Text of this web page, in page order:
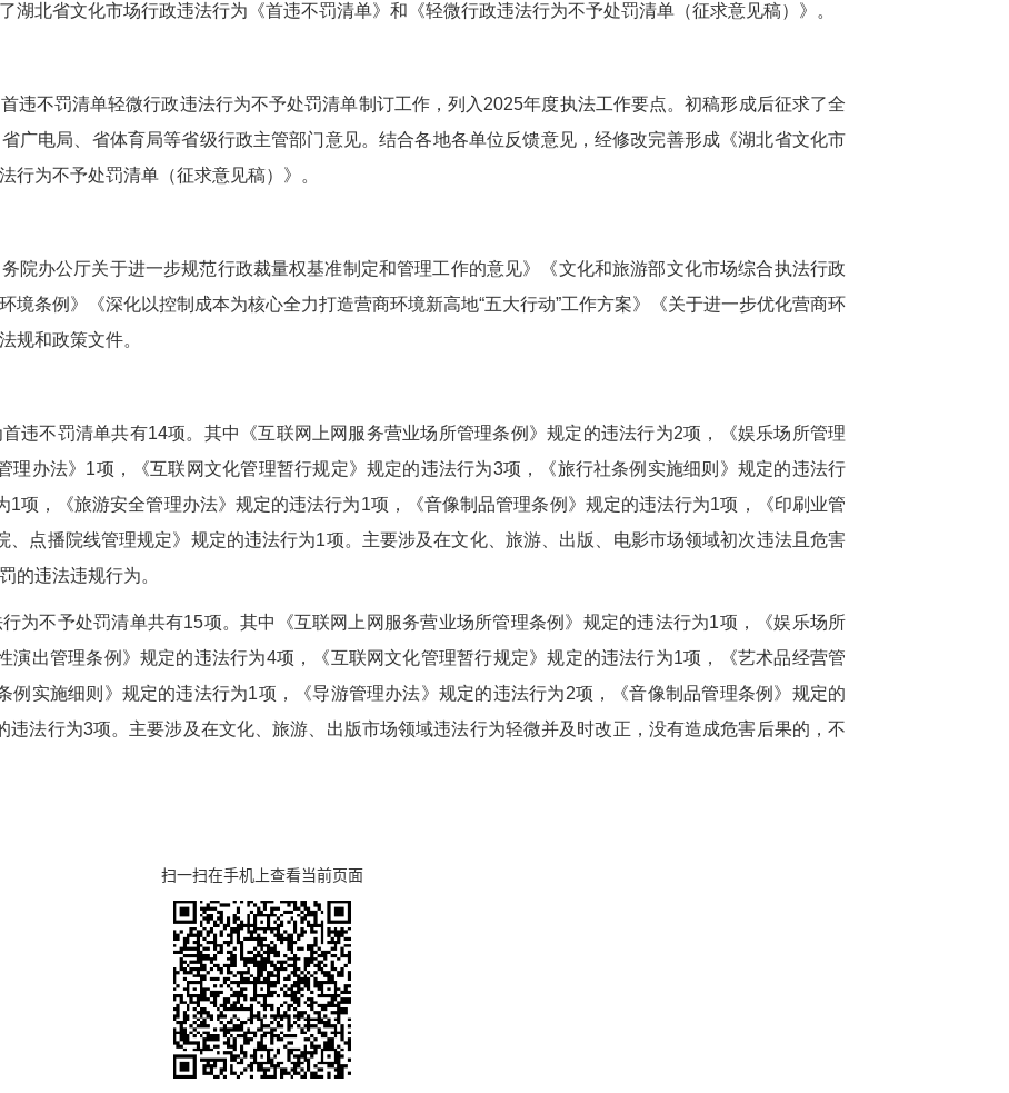
湖北省文化市场行政违法行为《首违不罚清单》和《轻微行政违法行为不予处罚清单（征求意见稿）》。
违不罚清单轻微行政违法行为不予处罚清单制订工作，列入2025年度执法工作要点。初稿形成后征求了全
广电局、省体育局等省级行政主管部门意见。结合各地各单位反馈意见，经修改完善形成《湖北省文化市
行为不予处罚清单（征求意见稿）》。
院办公厅关于进一步规范行政裁量权基准制定和管理工作的意见》《文化和旅游部文化市场综合执法行政
境条例》《深化以控制成本为核心全力打造营商环境新高地“五大行动”工作方案》《关于进一步优化营商环
规和政策文件。
首违不罚清单共有14项。其中《互联网上网服务营业场所管理条例》规定的违法行为2项，《娱乐场所管理
理办法》1项，《互联网文化管理暂行规定》规定的违法行为3项，《旅行社条例实施细则》规定的违法行
1项，《旅游安全管理办法》规定的违法行为1项，《音像制品管理条例》规定的违法行为1项，《印刷业管
、点播院线管理规定》规定的违法行为1项。主要涉及在文化、旅游、出版、电影市场领域初次违法且危害
的违法违规行为。
行为不予处罚清单共有15项。其中《互联网上网服务营业场所管理条例》规定的违法行为1项，《娱乐场所
演出管理条例》规定的违法行为4项，《互联网文化管理暂行规定》规定的违法行为1项，《艺术品经营管
例实施细则》规定的违法行为1项，《导游管理办法》规定的违法行为2项，《音像制品管理条例》规定的
违法行为3项。主要涉及在文化、旅游、出版市场领域违法行为轻微并及时改正，没有造成危害后果的，不
扫一扫在手机上查看当前页面